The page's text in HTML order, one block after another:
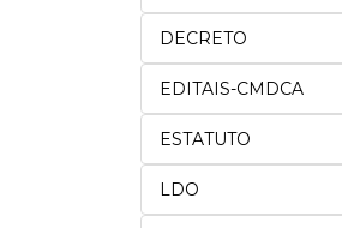
DECRETO
EDITAIS-CMDCA
ESTATUTO
LDO